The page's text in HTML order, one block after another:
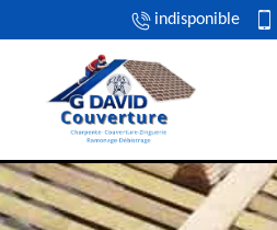
indisponible